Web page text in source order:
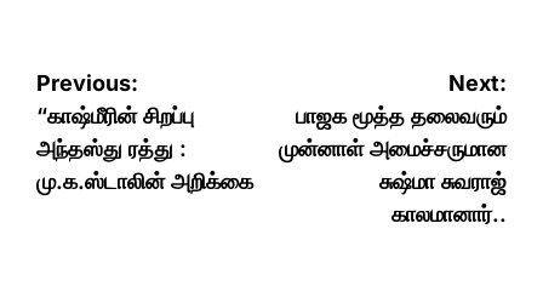
Post
navigation
Previous:
“காஷ்மீரின் சிறப்பு
அந்தஸ்து ரத்து :
மு.க.ஸ்டாலின் அறிக்கை
Next:
பாஜக மூத்த தலைவரும்
முன்னாள் அமைச்சருமான
சுஷ்மா சுவராஜ்
காலமானார்..